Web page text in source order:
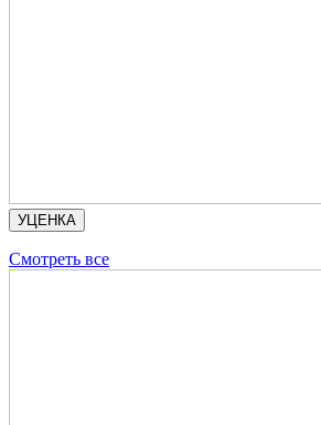
УЦЕНКА
Смотреть все